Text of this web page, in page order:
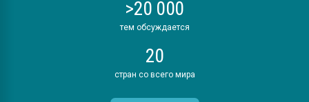
>20 000
тем обсуждается
20
стран со всего мира